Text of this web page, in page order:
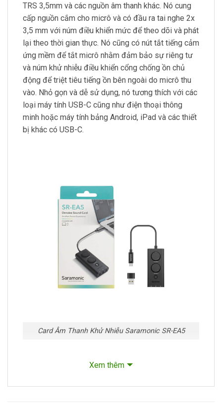
TRS 3,5mm và các nguồn âm thanh khác. Nó cung
cấp nguồn cắm cho micrô và có đầu ra tai nghe 2x
3,5 mm với núm điều khiển mức để theo dõi và phát
lại theo thời gian thực. Nó cũng có nút tắt tiếng cảm
ứng mềm để tắt micrô nhằm đảm bảo sự riêng tư
và núm khử nhiễu điều khiển cổng chống ồn chủ
động để triệt tiêu tiếng ồn bên ngoài do micrô thu
vào. Nhỏ gọn và dễ sử dụng, nó tương thích với các
loại máy tính USB-C cũng như điện thoại thông
minh hoặc máy tính bảng Android, iPad và các thiết
bị khác có USB-C.
Card Âm Thanh Khử Nhiễu Saramonic SR-EA5
Nội dung bài viết
Xem thêm